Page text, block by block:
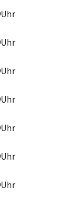
Uhr
Uhr
Uhr
Uhr
Uhr
Uhr
Uhr